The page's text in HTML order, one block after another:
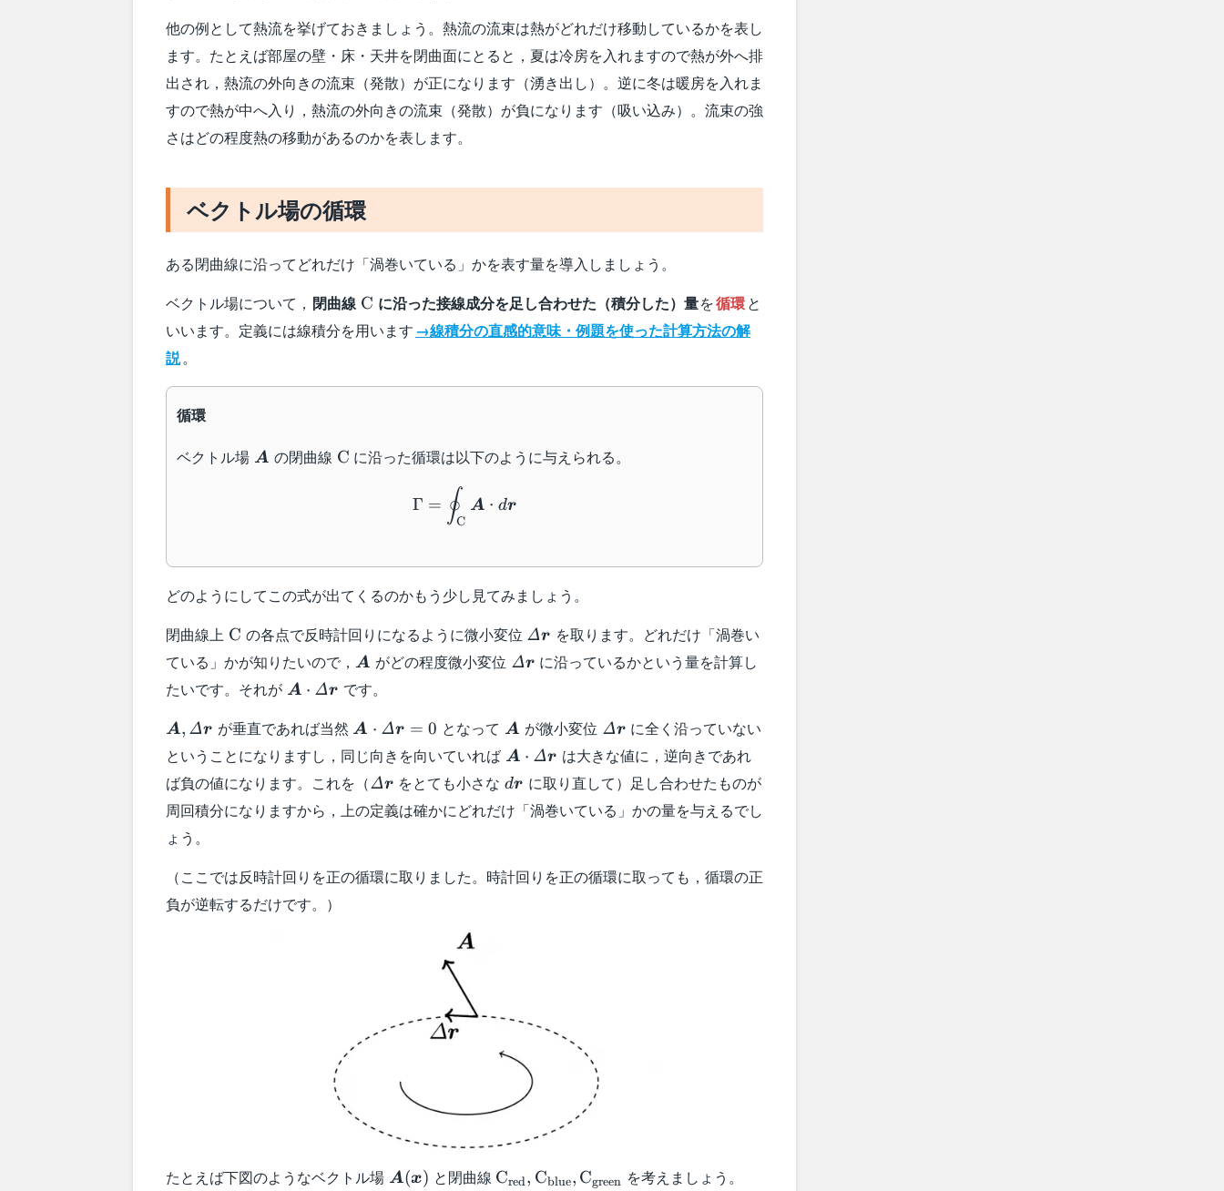
他の例として熱流を挙げておきましょう。熱流の流束は熱がどれだけ移動しているかを表し
ます。たとえば部屋の壁・床・天井を閉曲面にとると，夏は冷房を入れますので熱が外へ排
出され，熱流の外向きの流束（発散）が正になります（湧き出し）。逆に冬は暖房を入れま
すので熱が中へ入り，熱流の外向きの流束（発散）が負になります（吸い込み）。流束の強
さはどの程度熱の移動があるのかを表します。
ベクトル場の循環
ある閉曲線に沿ってどれだけ「渦巻いている」かを表す量を導入しましょう。
ベクトル場について， 閉曲線 \text{C}
C に沿った接線成分を足し合わせた（積分した）量を循環と
いいます。定義には線積分を用います →線積分の直感的意味・例題を使った計算方法の解
説。
循環
ベクトル場 \boldsymbol{A}
A の閉曲線 \text{C}
C に沿った循環は以下のように与えられる。
Γ = ∮C
A ⋅ dr
どのようにしてこの式が出てくるのかもう少し見てみましょう。
閉曲線上 \text{C}
C の各点で反時計回りになるように微小変位 \varDelta\boldsymbol{r}
Δr を取ります。どれだけ「渦巻い
ている」かが知りたいので， \boldsymbol{A}
A がどの程度微小変位 \varDelta\boldsymbol{r}
Δr に沿っているかという量を計算し
たいです。それが \boldsymbol{A}\cdot\varDelta\boldsymbol{r}
A ⋅ Δr です。
\boldsymbol{A},
\varDelta\boldsymbol{r}
A, Δr が垂直であれば当然 \boldsymbol{A}\cdot\varDelta\boldsymbol{r}=0
A ⋅ Δr = 0 となって \boldsymbol{A}
A が微小変位 \varDelta\boldsymbol{r}
Δr に全く沿っていない
ということになりますし，同じ向きを向いていれば \boldsymbol{A}\cdot\varDelta\boldsymbol{r}
A ⋅ Δr は大きな値に，逆向きであれ
ば負の値になります。これを（ \varDelta\boldsymbol{r}
Δr をとても小さなd\boldsymbol{r}
dr に取り直して）足し合わせたものが
周回積分になりますから，上の定義は確かにどれだけ「渦巻いている」かの量を与えるでし
ょう。
（ここでは反時計回りを正の循環に取りました。時計回りを正の循環に取っても，循環の正
負が逆転するだけです。）
たとえば下図のようなベクトル場 \boldsymbol{A}
A(x) と閉曲線 \text{C}_{\text{red}},\text{C}_\text{blue},\text{C}_\text{green}
Cred, Cblue, Cgreen を考えましょう。